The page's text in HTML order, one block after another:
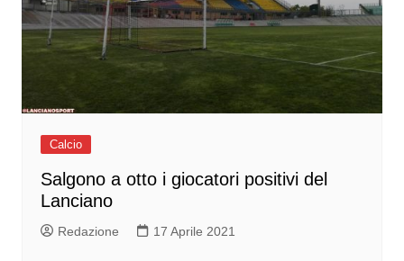
Calcio
Salgono a otto i giocatori positivi del
Lanciano
Redazione 17 Aprile 2021